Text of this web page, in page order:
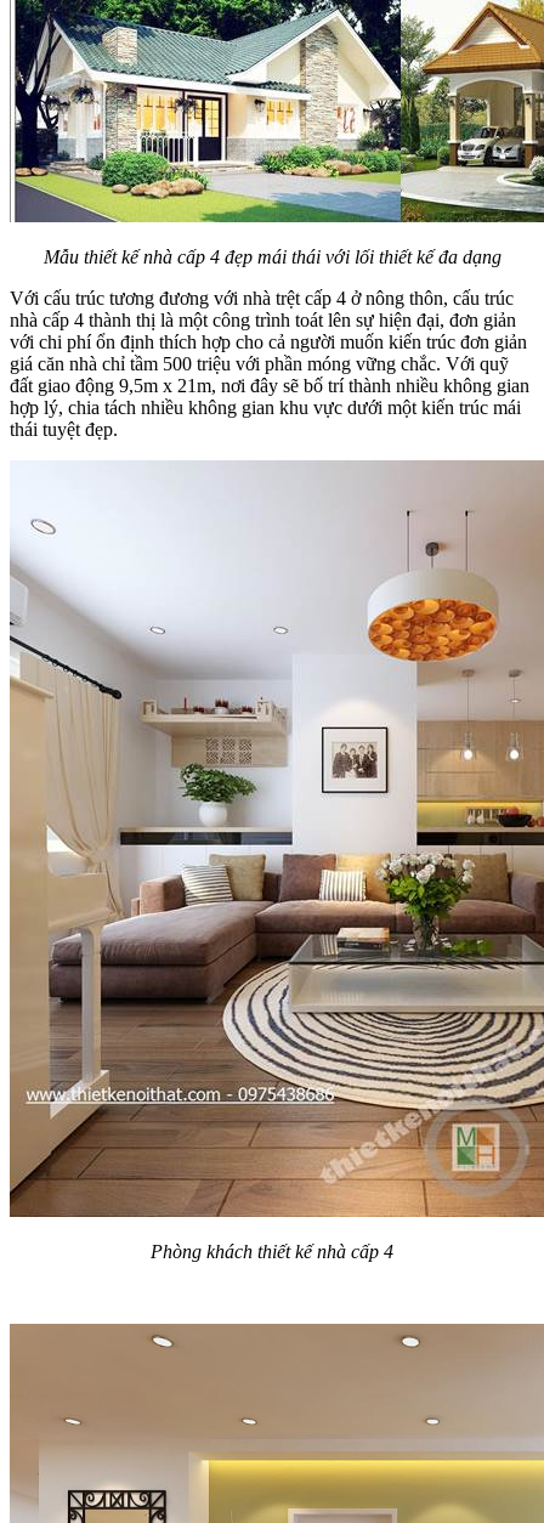
Mẫu thiết kế nhà cấp 4 đẹp mái thái với lối thiết kế đa dạng
Với cấu trúc tương đương với nhà trệt cấp 4 ở nông thôn, cấu trúc
nhà cấp 4 thành thị là một công trình toát lên sự hiện đại, đơn giản
với chi phí ổn định thích hợp cho cả người muốn kiến trúc đơn giản
giá căn nhà chỉ tầm 500 triệu với phần móng vững chắc. Với quỹ
đất giao động 9,5m x 21m, nơi đây sẽ bố trí thành nhiều không gian
hợp lý, chia tách nhiều không gian khu vực dưới một kiến trúc mái
thái tuyệt đẹp.
Phòng khách thiết kế nhà cấp 4